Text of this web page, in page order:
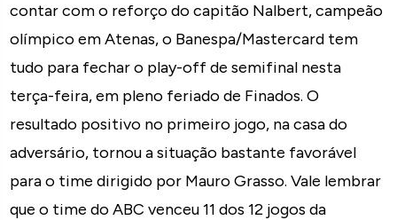
contar com o reforço do capitão Nalbert, campeão
olímpico em Atenas, o Banespa/Mastercard tem
tudo para fechar o play-off de semifinal nesta
terça-feira, em pleno feriado de Finados. O
resultado positivo no primeiro jogo, na casa do
adversário, tornou a situação bastante favorável
para o time dirigido por Mauro Grasso. Vale lembrar
que o time do ABC venceu 11 dos 12 jogos da